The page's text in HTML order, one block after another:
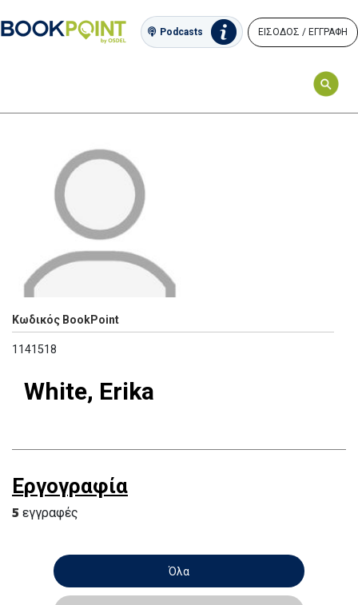
Podcasts ΕΙΣΟΔΟΣ / ΕΓΓΡΑΦΗ
Κωδικός BookPoint
1141518
White, Erika
Εργογραφία
5 εγγραφές
Όλα